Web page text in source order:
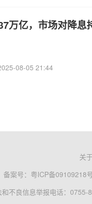
万亿，市场对降息
08-05 21:44
关
备案号： 粤ICP备09109218
和不良信息举报电话：0755-